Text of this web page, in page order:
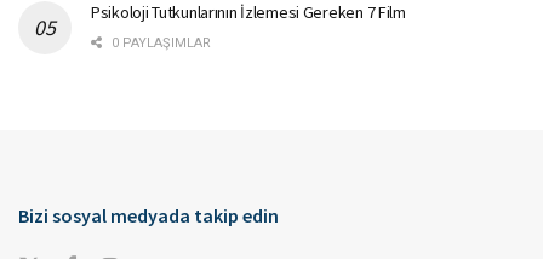
Psikoloji Tutkunlarının İzlemesi Gereken 7 Film
0 PAYLAŞIMLAR
Bizi sosyal medyada takip edin